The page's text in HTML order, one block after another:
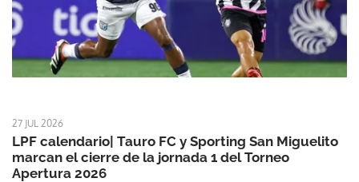
27 JUL 2026
LPF calendario| Tauro FC y Sporting San Miguelito
marcan el cierre de la jornada 1 del Torneo
Apertura 2026